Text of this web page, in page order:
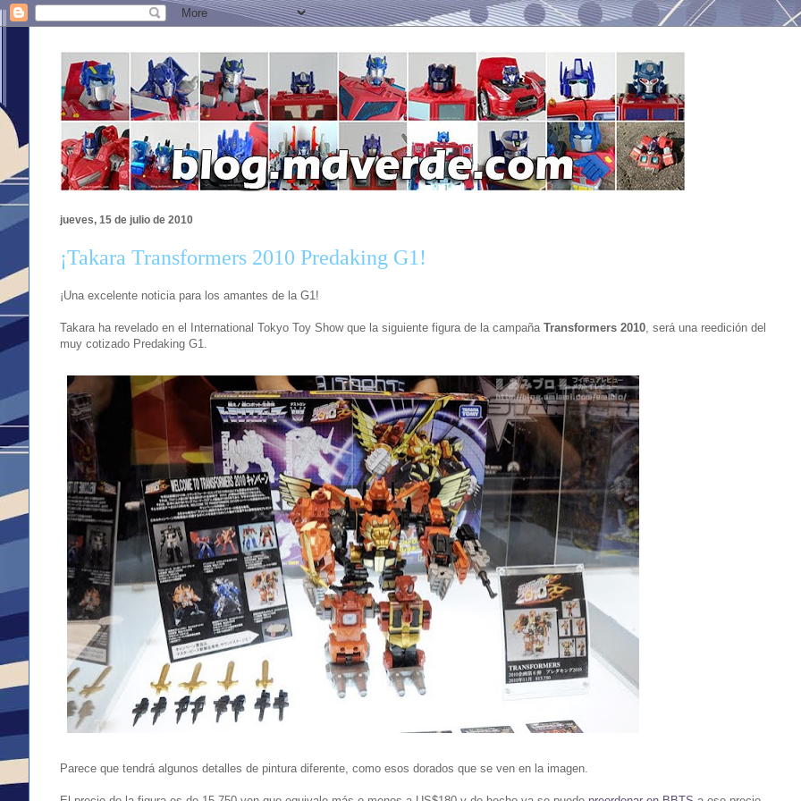
jueves, 15 de julio de 2010
¡Takara Transformers 2010 Predaking G1!
¡Una excelente noticia para los amantes de la G1!
Takara ha revelado en el International Tokyo Toy Show que la siguiente figura de la campaña Transformers 2010 , será una reedición del
muy cotizado Predaking G1.
Parece que tendrá algunos detalles de pintura diferente, como esos dorados que se ven en la imagen.